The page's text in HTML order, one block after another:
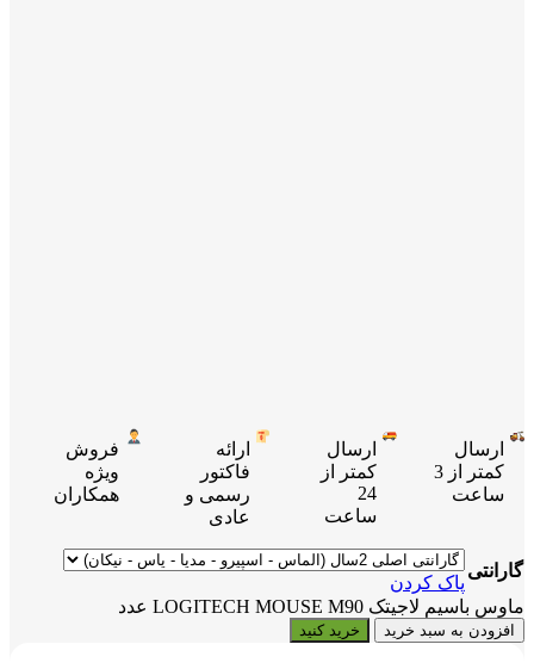
ارسال
کمتر از 3
ساعت
ارسال
کمتر از
24
ساعت
ارائه
فاکتور
رسمی و
عادی
فروش
ویژه
همکاران
گارانتی
پاک کردن
ماوس باسیم لاجیتک LOGITECH MOUSE M90 عدد
افزودن به سبد خرید خرید کنید